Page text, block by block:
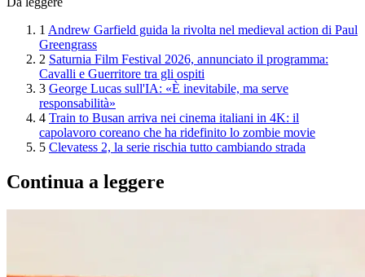
1 Andrew Garfield guida la rivolta nel medieval action di Paul
Greengrass
2 Saturnia Film Festival 2026, annunciato il programma:
Cavalli e Guerritore tra gli ospiti
3 George Lucas sull'IA: «È inevitabile, ma serve
responsabilità»
4 Train to Busan arriva nei cinema italiani in 4K: il
capolavoro coreano che ha ridefinito lo zombie movie
5 Clevatess 2, la serie rischia tutto cambiando strada
Continua a leggere